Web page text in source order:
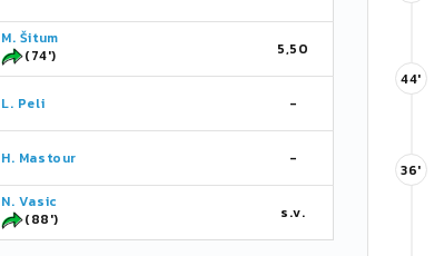
M. Šitum
(74')
5,50
L. Peli -
H. Mastour -
N. Vasic
(88')
s.v.
44'
36'